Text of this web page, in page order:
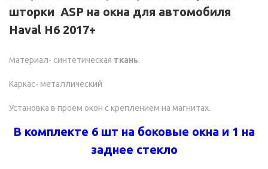
шторки ASP на окна для автомобиля
Haval H6 2017+
Материал- синтетическая ткань.
Каркас- металлический
Установка в проем окон с креплением на магнитах.
В комплекте 6 шт на боковые окна и 1 на
заднее стекло